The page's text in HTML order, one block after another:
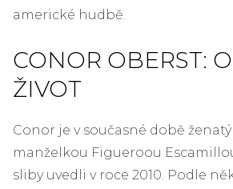
americké hudbě.
CONOR OBERST:
ŽIVOT
Conor je v současné době
manželkou Figueroou
sliby uvedli v roce 2010. Podle